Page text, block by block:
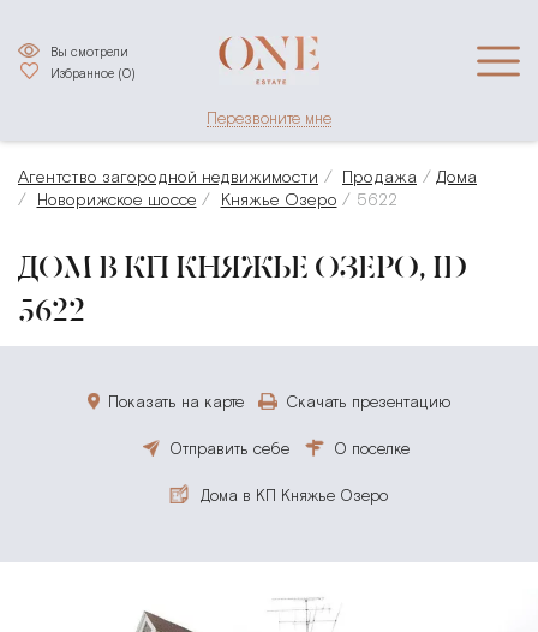
Избранное (0)
Вы смотрели
Перезвоните мне
Агентство загородной недвижимости Продажа
Дома
Новорижское шоссе
Княжье Озеро 5622
ДОМ В КП КНЯЖЬЕ ОЗЕРО, ID
5622
Показать на карте Скачать презентацию
Отправить себе О поселке
Дома в КП Княжье Озеро